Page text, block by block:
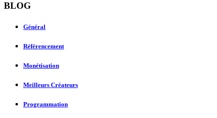
BLOG
Général
Référencement
Monétisation
Meilleurs Créateurs
Programmation